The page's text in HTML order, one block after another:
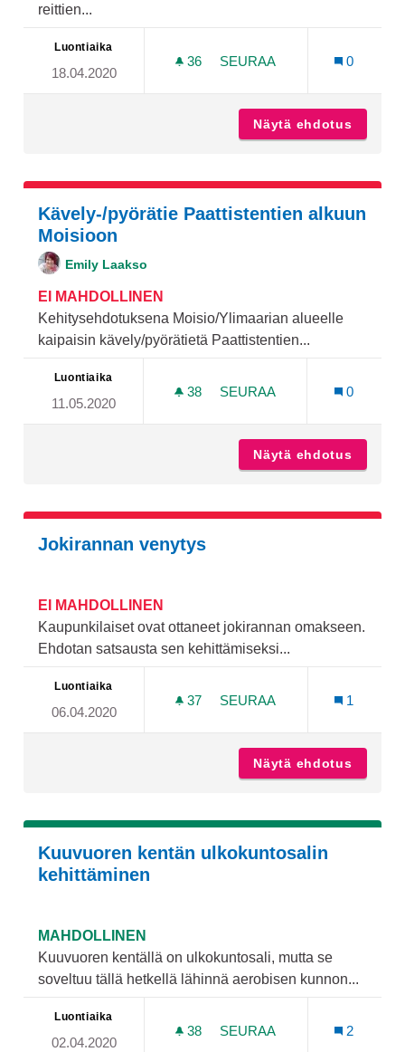
reittien...
Luontiaika
18.04.2020
36 36 SEURAAJAA
SEURAA
0
Näytä ehdotus
Kävely-/pyörätie Paattistentien alkuun
Moisioon
Emily Laakso
EI MAHDOLLINEN
Kehitysehdotuksena Moisio/Ylimaarian alueelle
kaipaisin kävely/pyörätietä Paattistentien...
Luontiaika
11.05.2020
38 38 SEURAAJAA
SEURAA
0
Näytä ehdotus
Jokirannan venytys
EI MAHDOLLINEN
Kaupunkilaiset ovat ottaneet jokirannan omakseen.
Ehdotan satsausta sen kehittämiseksi...
Luontiaika
06.04.2020
37 37 SEURAAJAA
SEURAA
1
Näytä ehdotus
Kuuvuoren kentän ulkokuntosalin
kehittäminen
MAHDOLLINEN
Kuuvuoren kentällä on ulkokuntosali, mutta se
soveltuu tällä hetkellä lähinnä aerobisen kunnon...
Luontiaika
02.04.2020
38 38 SEURAAJAA
SEURAA
2